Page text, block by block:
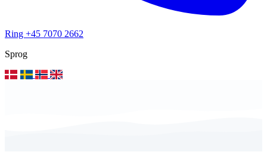
Ring +45 7070 2662
Sprog